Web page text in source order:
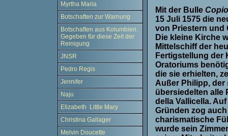
Myrtha Maria
Botschaften zur Warnung
Botschaften aus Kolumbien.
Gegeben für diese Zeit der
Reinigung
JNSR
Pedro Regis
Jennifer
Naju
Elizabeth Little Mary
Christina Gallager
Melvin Doucette
Mit der Bulle
15 Juli 1575 die
von Priestern und
Die kleine Kirche
Mittelschiff der
Fertigstellung der
Oratoriums
die sie erhielten,
Außer Philipp, der
übersiedelten alle
della Vallicella.
Gründen zog
charismatische
wurde sein